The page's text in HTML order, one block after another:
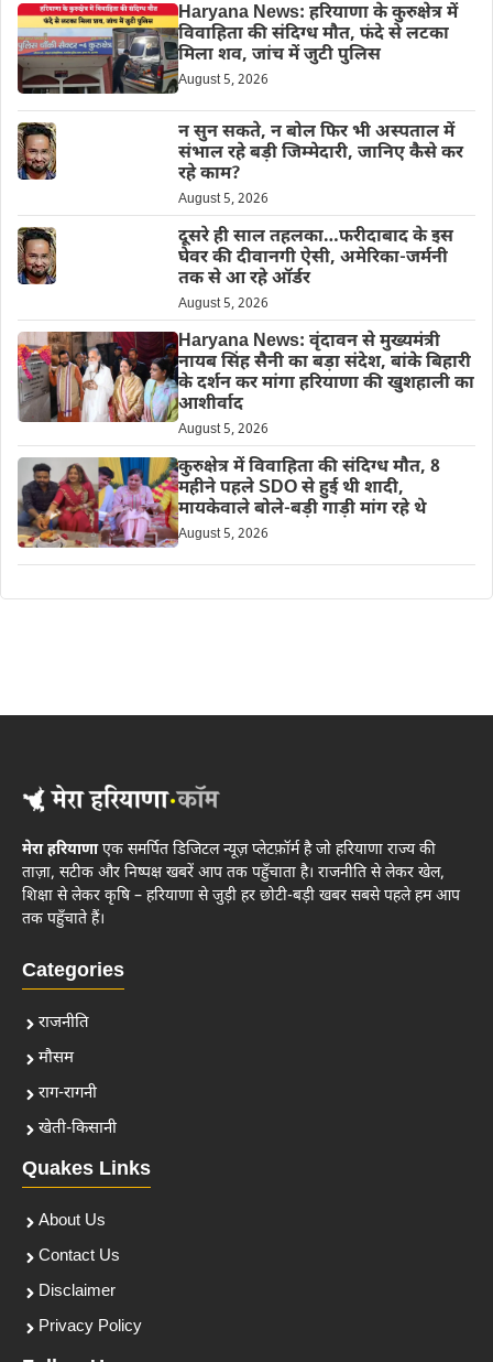
Haryana News: हरियाणा के कुरुक्षेत्र में
विवाहिता की संदिग्ध मौत, फंदे से लटका
मिला शव, जांच में जुटी पुलिस
August 5, 2026
न सुन सकते, न बोल फिर भी अस्पताल में
संभाल रहे बड़ी जिम्मेदारी, जानिए कैसे कर
रहे काम?
August 5, 2026
दूसरे ही साल तहलका…फरीदाबाद के इस
घेवर की दीवानगी ऐसी, अमेरिका-जर्मनी
तक से आ रहे ऑर्डर
August 5, 2026
Haryana News: वृंदावन से मुख्यमंत्री
नायब सिंह सैनी का बड़ा संदेश, बांके बिहारी
के दर्शन कर मांगा हरियाणा की खुशहाली का
आशीर्वाद
August 5, 2026
कुरुक्षेत्र में विवाहिता की संदिग्ध मौत, 8
महीने पहले SDO से हुई थी शादी,
मायकेवाले बोले-बड़ी गाड़ी मांग रहे थे
August 5, 2026
मेरा हरियाणाएक समर्पित डिजिटल न्यूज़ प्लेटफ़ॉर्म है जो हरियाणा राज्य की
ताज़ा, सटीक और निष्पक्ष खबरें आप तक पहुँचाता है। राजनीति से लेकर खेल,
शिक्षा से लेकर कृषि – हरियाणा से जुड़ी हर छोटी-बड़ी खबर सबसे पहले हम आप
तक पहुँचाते हैं।
Categories
राजनीति
मौसम
राग-रागनी
खेती-किसानी
Quakes Links
About Us
Contact Us
Disclaimer
Privacy Policy